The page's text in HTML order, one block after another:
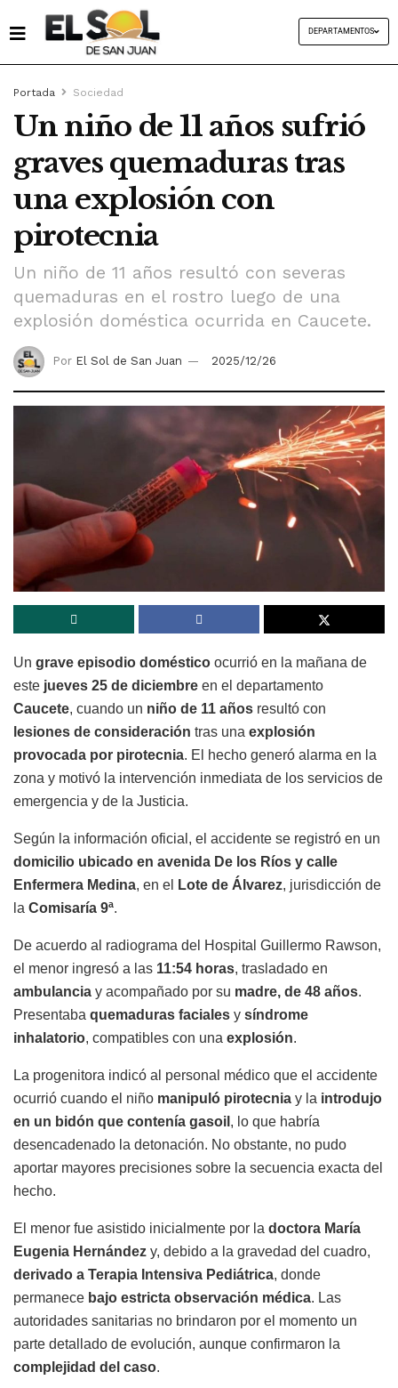
DEPARTAMENTOS
Portada Sociedad
Un niño de 11 años sufrió
graves quemaduras tras
una explosión con
pirotecnia
Un niño de 11 años resultó con severas
quemaduras en el rostro luego de una
explosión doméstica ocurrida en Caucete.
Por El Sol de San Juan 2025/12/26
Un grave episodio doméstico ocurrió en la mañana de
este jueves 25 de diciembre en el departamento
Caucete, cuando un niño de 11 años resultó con
lesiones de consideración tras una explosión
provocada por pirotecnia. El hecho generó alarma en la
zona y motivó la intervención inmediata de los servicios de
emergencia y de la Justicia.
Según la información oficial, el accidente se registró en un
domicilio ubicado en avenida De los Ríos y calle
Enfermera Medina, en el Lote de Álvarez, jurisdicción de
la Comisaría 9ª.
De acuerdo al radiograma del Hospital Guillermo Rawson,
el menor ingresó a las 11:54 horas, trasladado en
ambulancia y acompañado por su madre, de 48 años.
Presentaba quemaduras faciales y síndrome
inhalatorio, compatibles con una explosión.
La progenitora indicó al personal médico que el accidente
ocurrió cuando el niño manipuló pirotecnia y la introdujo
en un bidón que contenía gasoil , lo que habría
desencadenado la detonación. No obstante, no pudo
aportar mayores precisiones sobre la secuencia exacta del
hecho.
El menor fue asistido inicialmente por la doctora María
Eugenia Hernández y, debido a la gravedad del cuadro,
derivado a Terapia Intensiva Pediátrica, donde
permanece bajo estricta observación médica. Las
autoridades sanitarias no brindaron por el momento un
parte detallado de evolución, aunque confirmaron la
complejidad del caso.